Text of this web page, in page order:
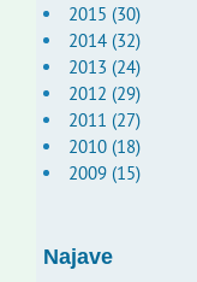
2015 (30)
2014 (32)
2013 (24)
2012 (29)
2011 (27)
2010 (18)
2009 (15)
Najave